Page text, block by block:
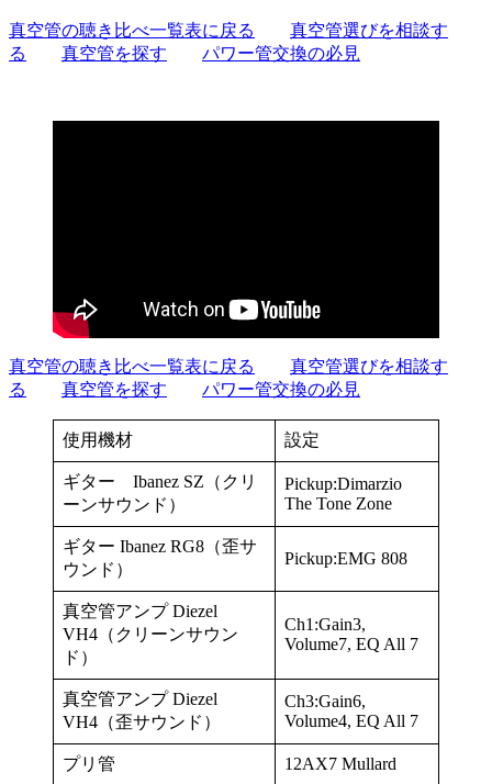
真空管の聴き比べ一覧表に戻る
真空管選びを相談す
る
真空管を探す パワー管交換の必見
真空管の聴き比べ一覧表に戻る
真空管選びを相談す
る
真空管を探す パワー管交換の必見
使用機材 設定
ギター Ibanez SZ（クリ
ーンサウンド）
Pickup:Dimarzio
The Tone Zone
ギター Ibanez RG8（歪サ
ウンド）
Pickup:EMG 808
真空管アンプ Diezel
VH4（クリーンサウン
ド）
Ch1:Gain3,
Volume7, EQ All 7
真空管アンプ Diezel
VH4（歪サウンド）
Ch3:Gain6,
Volume4, EQ All 7
プリ管 12AX7 Mullard